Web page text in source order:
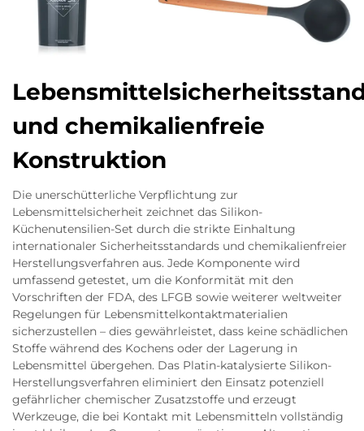
und chemikalienfreie
Konstruktion
Die unerschütterliche Verpflichtung zur
Lebensmittelsicherheit zeichnet das Silikon-
Küchenutensilien-Set durch die strikte Einhaltung
internationaler Sicherheitsstandards und chemikalienfreier
Herstellungsverfahren aus. Jede Komponente wird
umfassend getestet, um die Konformität mit den
Vorschriften der FDA, des LFGB sowie weiterer weltweiter
Regelungen für Lebensmittelkontaktmaterialien
sicherzustellen – dies gewährleistet, dass keine schädlichen
Stoffe während des Kochens oder der Lagerung in
Lebensmittel übergehen. Das Platin-katalysierte Silikon-
Herstellungsverfahren eliminiert den Einsatz potenziell
gefährlicher chemischer Zusatzstoffe und erzeugt
Werkzeuge, die bei Kontakt mit Lebensmitteln vollständig